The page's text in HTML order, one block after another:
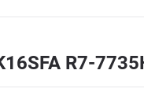
R7-